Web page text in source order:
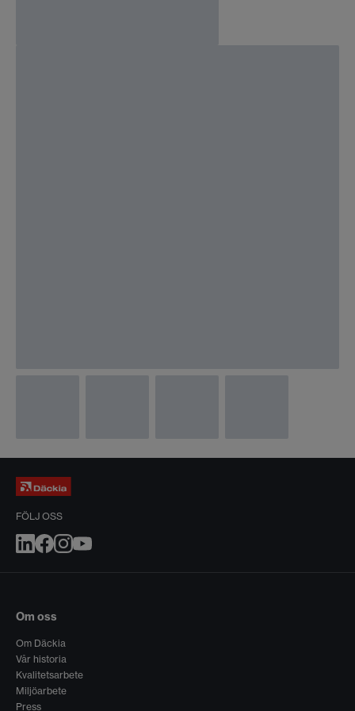
FÖLJ OSS
Om oss
Om Däckia
Vår historia
Kvalitetsarbete
Miljöarbete
Press